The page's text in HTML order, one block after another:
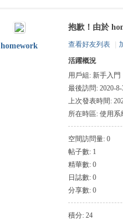
homework
抱歉！由於
查看好友列表
活躍概況
用戶組: 新手入門
最後訪問: 2020-8-
上次發表時間:
所在時區: 使用系
空間訪問量: 0
帖子數: 1
精華數: 0
日誌數: 0
分享數: 0
積分: 24